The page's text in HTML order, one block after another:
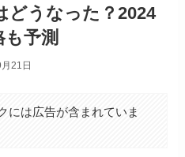
どうなった？2024
予測
21日
には広告が含まれていま